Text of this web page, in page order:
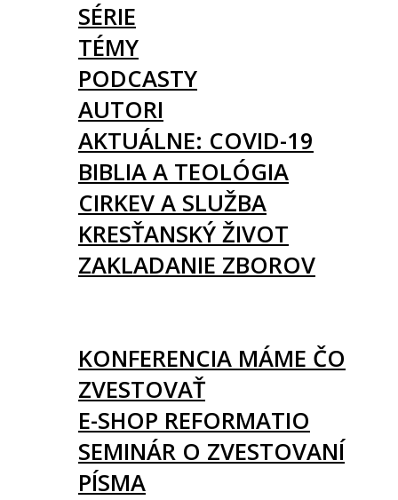
SÉRIE
TÉMY
PODCASTY
AUTORI
AKTUÁLNE: COVID-19
BIBLIA A TEOLÓGIA
CIRKEV A SLUŽBA
KRESŤANSKÝ ŽIVOT
ZAKLADANIE ZBOROV
KONFERENCIA MÁME ČO
ZVESTOVAŤ
E-SHOP REFORMATIO
SEMINÁR O ZVESTOVANÍ
PÍSMA